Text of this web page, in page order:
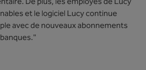
et le logiciel Lucy continue
avec de nouveaux abonnements